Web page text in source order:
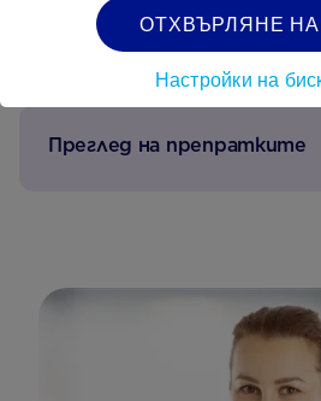
мляко, подпомагат
система на Вашето бебе.
Преглед на препратките
ОТХВЪРЛЯНЕ
Настройки на